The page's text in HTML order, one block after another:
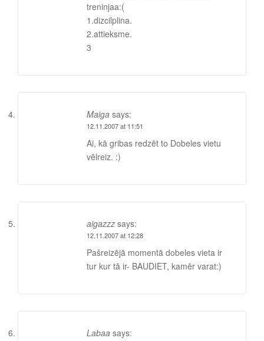
treninjaa:(
1.dizcilplina.
2.attieksme.
3
Maiga says:
12.11.2007 at 11:51
Ai, kā gribas redzēt to Dobeles vietu
vēlreiz. :)
aigazzz says:
12.11.2007 at 12:28
Pašreizējā momentā dobeles vieta ir
tur kur tā ir- BAUDIET, kamēr varat:)
Labaa says: